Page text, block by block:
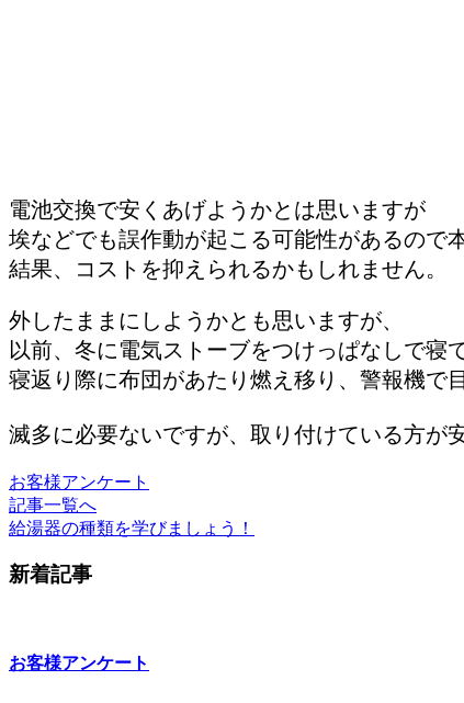
電池交換で安くあげようかとは思いますが
埃などでも誤作動が起こる可能性があるので
結果、コストを抑えられるかもしれません。
外したままにしようかとも思いますが、
以前、冬に電気ストーブをつけっぱなしで寝
寝返り際に布団があたり燃え移り、警報機で
滅多に必要ないですが、取り付けている方が
お客様アンケート
記事一覧へ
給湯器の種類を学びましょう！
新着記事
お客様アンケート